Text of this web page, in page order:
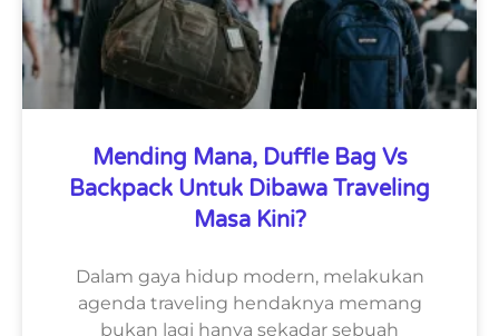
Mending Mana, Duffle Bag Vs
Backpack Untuk Dibawa Traveling
Masa Kini?
Dalam gaya hidup modern, melakukan
agenda traveling hendaknya memang
bukan lagi hanya sekadar sebuah